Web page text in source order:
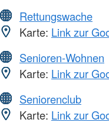
Rettungswache
Karte: Link zur
Senioren-Wohnen
Karte: Link zur
Seniorenclub
Karte: Link zur